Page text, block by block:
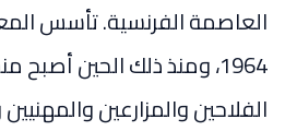
العاصمة الفرنسية. تأسس
1964، ومنذ ذلك الحين
الفلاحين والمزارعين والمهنيين